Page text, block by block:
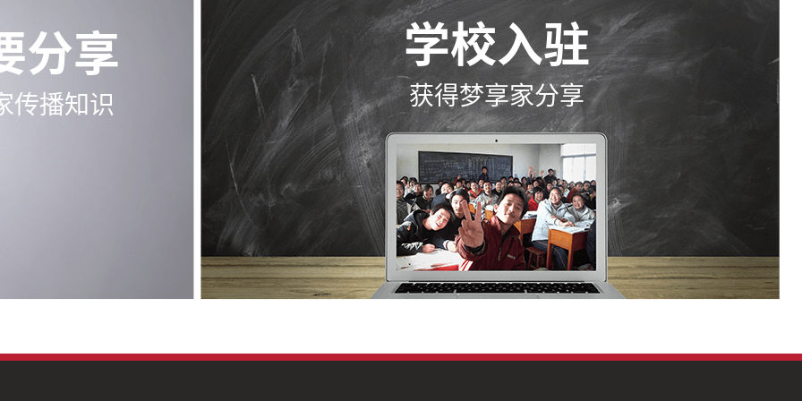
分享
传播知识
学校入驻
获得梦享家分享